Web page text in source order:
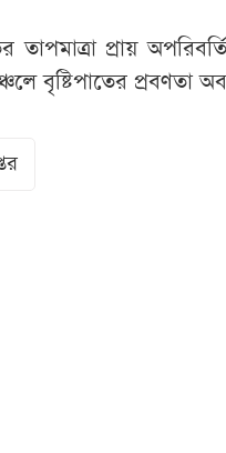
প্রায়
বৃষ্টিপাতের প্রবণতা